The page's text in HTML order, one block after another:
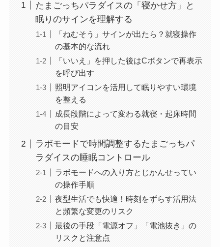
たまごっちパラダイスの「寝かせ方」と
眠りのサインを理解する
「ねむそう」サインが出たら？就寝操作
の基本的な流れ
「いいえ」を押した後はCボタンで再表示
を呼び出す
照明アイコンを活用して眠りやすい環境
を整える
成長段階によって変わる就寝・起床時間
の目安
ラボモードで時間調整するたまごっちパ
ラダイスの睡眠コントロール
ラボモードへの入り方とじかんせってい
の操作手順
夜型生活でも快適！時刻をずらす活用法
と頻繁な変更のリスク
最後の手段「電源オフ」「電池抜き」の
リスクと注意点